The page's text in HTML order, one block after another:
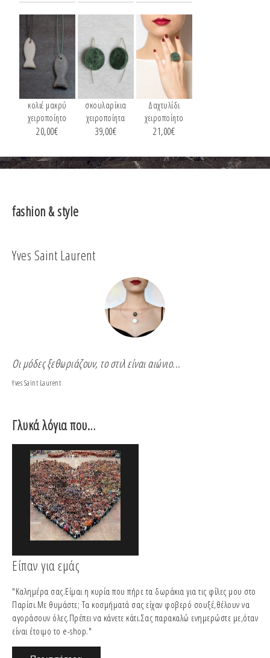
κολιέ μακρύ
χειροποίητο
20,00€
σκουλαρίκια
χειροποίητα
39,00€
Δαχτυλίδι
χειροποίητο
21,00€
fashion & style
Yves Saint Laurent
Οι μόδες ξεθωριάζουν, το στιλ είναι αιώνιο...
Yves Saint Laurent
Γλυκά λόγια που…
Είπαν για εμάς
"Καλημέρα σας.Είμαι η κυρία που πήρε τα δωράκια για τις φίλες μου στο
Παρίσι.Με θυμάστε; Τα κοσμήματά σας είχαν φοβερό σουξέ,θέλουν να
αγοράσουν όλες.Πρέπει να κάνετε κάτι.Σας παρακαλώ ενημερώστε με,όταν
είναι έτοιμο το e-shop."